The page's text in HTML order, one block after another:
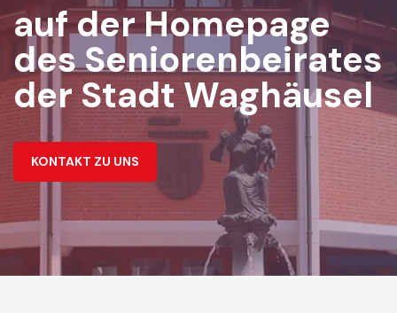
auf der Homepage
des Seniorenbeirates
der Stadt Waghäusel
KONTAKT ZU UNS